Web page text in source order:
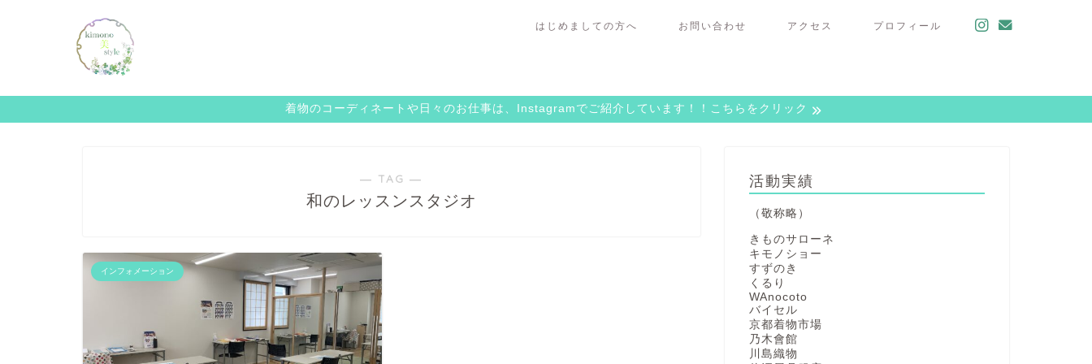
はじめましての方へ お問い合わせ アクセス プロフィール
着物のコーディネートや日々のお仕事は、Instagramでご紹介しています！！こちらをクリック
― TAG ―
和のレッスンスタジオ
インフォメーション
活動実績
（敬称略）
きものサローネ
キモノショー
すずのき
くるり
WAnocoto
バイセル
京都着物市場
乃木會館
川島織物